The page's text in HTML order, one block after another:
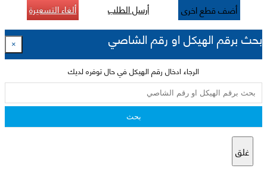
أضف قطع اخرى أرسل الطلب ألغاء التسعيرة
بحث برقم الهيكل او رقم الشاصي ×
الرجاء ادخال رقم الهيكل في حال توفره لديك
بحث
غلق